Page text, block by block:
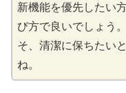
新機能を優先したい
び方で良いでしょう
そ、清潔に保ちたい
ね。